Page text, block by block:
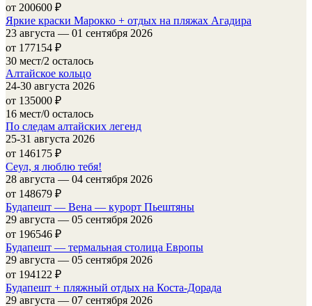
от 200600 ₽
Яркие краски Марокко + отдых на пляжах Агадира
23 августа — 01 сентября 2026
от 177154 ₽
30 мест/2 осталось
Алтайское кольцо
24-30 августа 2026
от 135000 ₽
16 мест/0 осталось
По следам алтайских легенд
25-31 августа 2026
от 146175 ₽
Сеул, я люблю тебя!
28 августа — 04 сентября 2026
от 148679 ₽
Будапешт — Вена — курорт Пьештяны
29 августа — 05 сентября 2026
от 196546 ₽
Будапешт — термальная столица Европы
29 августа — 05 сентября 2026
от 194122 ₽
Будапешт + пляжный отдых на Коста-Дорада
29 августа — 07 сентября 2026